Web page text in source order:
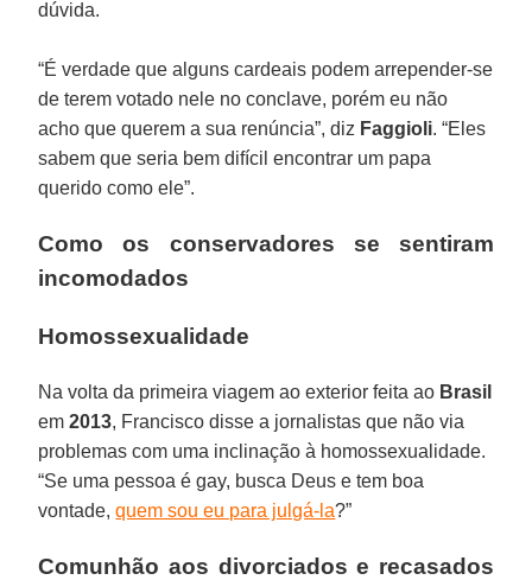
dúvida.
“É verdade que alguns cardeais podem arrepender-se
de terem votado nele no conclave, porém eu não
acho que querem a sua renúncia”, diz Faggioli. “Eles
sabem que seria bem difícil encontrar um papa
querido como ele”.
Como os conservadores se sentiram
incomodados
Homossexualidade
Na volta da primeira viagem ao exterior feita ao Brasil
em2013, Francisco disse a jornalistas que não via
problemas com uma inclinação à homossexualidade.
“Se uma pessoa é gay, busca Deus e tem boa
vontade,quem sou eu para julgá-la?”
Comunhão aos divorciados e recasados